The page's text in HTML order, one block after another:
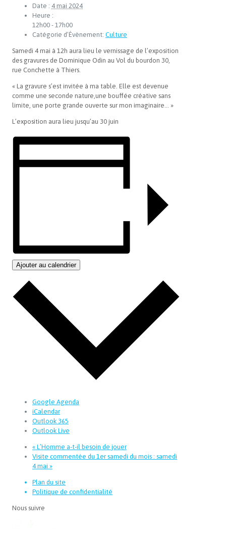
Date : 4 mai 2024
Heure :
12h00 - 17h00
Catégorie d’Évènement: Culture
Samedi 4 mai à 12h aura lieu le vernissage de l’exposition
des gravures de Dominique Odin au Vol du bourdon 30,
rue Conchette à Thiers.
« La gravure s’est invitée à ma table. Elle est devenue
comme une seconde nature,une bouffée créative sans
limite, une porte grande ouverte sur mon imaginaire… »
L’exposition aura lieu jusqu’au 30 juin
Ajouter au calendrier
Google Agenda
iCalendar
Outlook 365
Outlook Live
« L’Homme a-t-il besoin de jouer
Visite commentée du 1er samedi du mois : samedi
4 mai »
Plan du site
Politique de confidentialité
Nous suivre